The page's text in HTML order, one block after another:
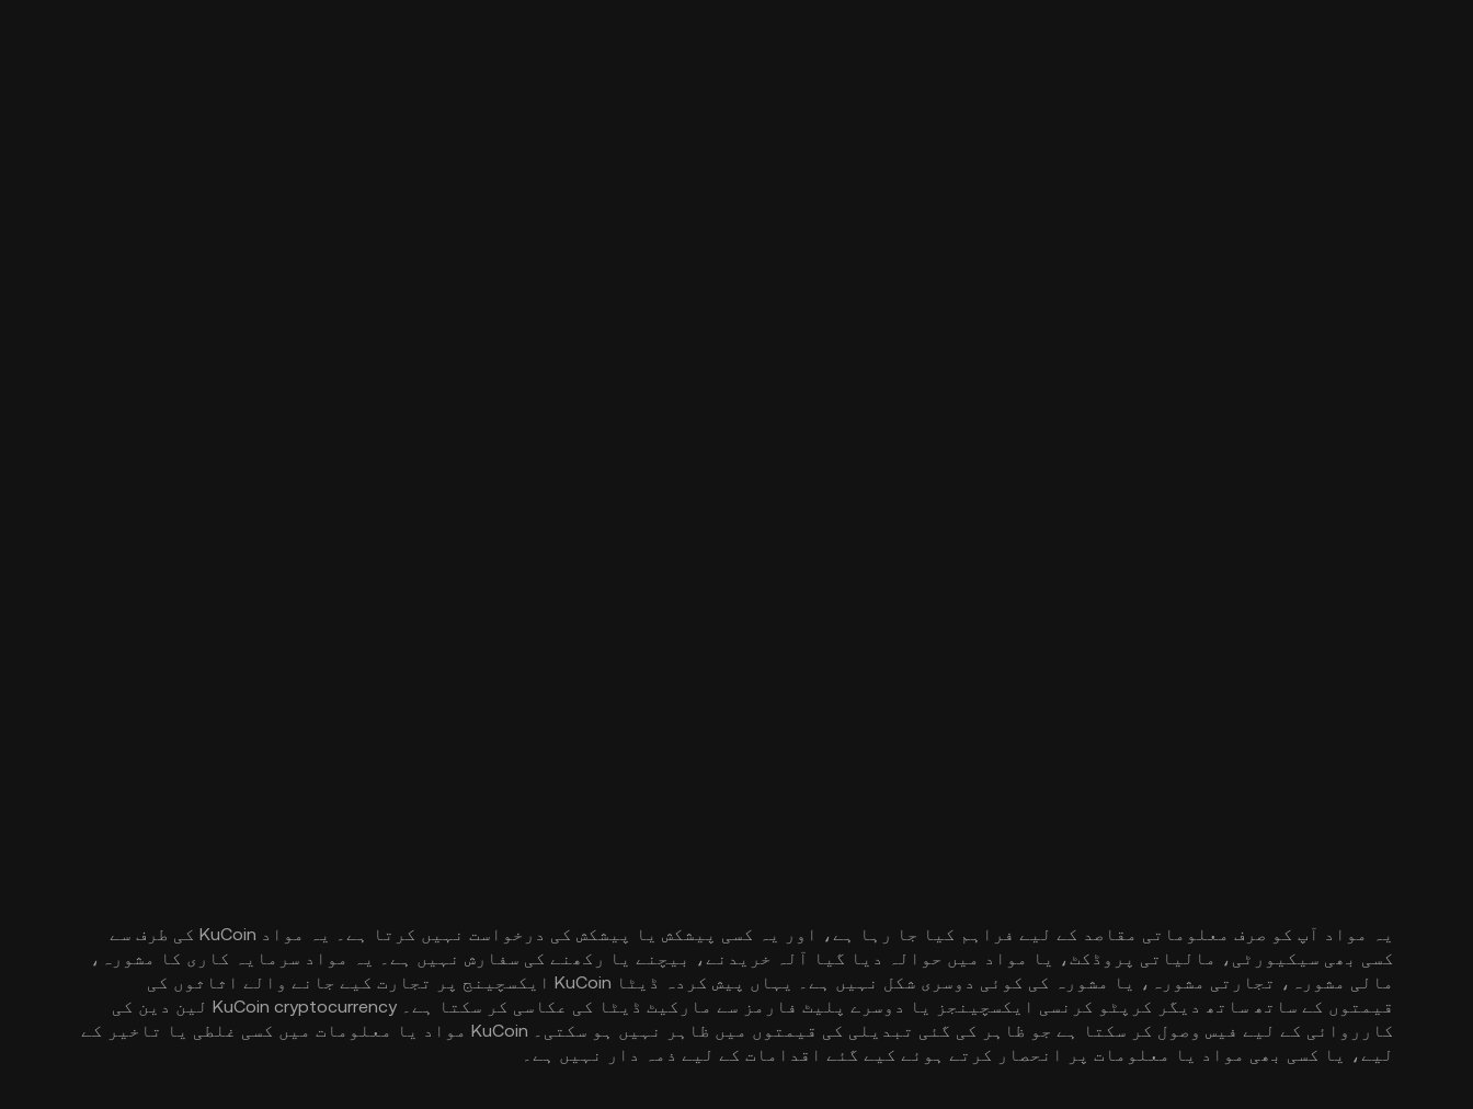
یہ مواد آپ کو صرف معلوماتی مقاصد کے لیے فراہم کیا جا رہا ہے، اور یہ کسی پیشکش یا پیشکش کی درخواست نہیں کرتا ہے۔ یہ مواد KuCoin کی طرف سے
کسی بھی سیکیورٹی، مالیاتی پروڈکٹ، یا مواد میں حوالہ دیا گیا آلہ خریدنے، بیچنے یا رکھنے کی سفارش نہیں ہے۔ یہ مواد سرمایہ کاری کا مشورہ،
مالی مشورہ، تجارتی مشورہ، یا مشورہ کی کوئی دوسری شکل نہیں ہے۔ یہاں پیش کردہ ڈیٹا KuCoin ایکسچینج پر تجارت کیے جانے والے اثاثوں کی
قیمتوں کے ساتھ ساتھ دیگر کرپٹو کرنسی ایکسچینجز یا دوسرے پلیٹ فارمز سے مارکیٹ ڈیٹا کی عکاسی کر سکتا ہے۔ KuCoin cryptocurrency لین دین کی
کارروائی کے لیے فیس وصول کر سکتا ہے جو ظاہر کی گئی تبدیلی کی قیمتوں میں ظاہر نہیں ہو سکتی۔ KuCoin مواد یا معلومات میں کسی غلطی یا تاخیر کے
لیے، یا کسی بھی مواد یا معلومات پر انحصار کرتے ہوئے کیے گئے اقدامات کے لیے ذمہ دار نہیں ہے۔